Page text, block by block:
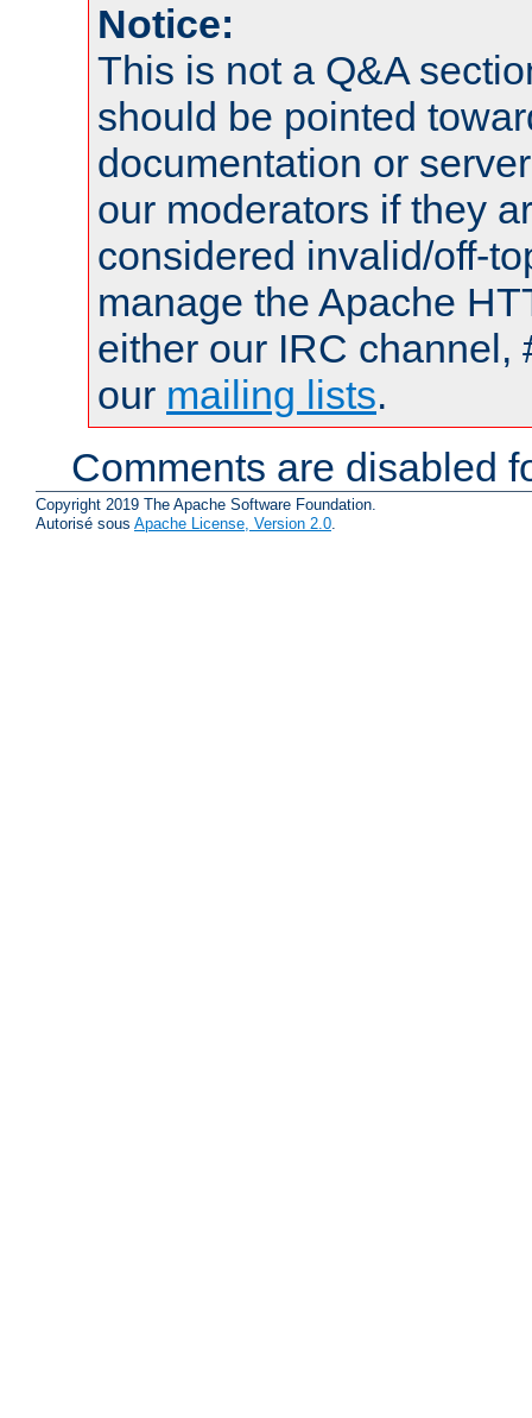
Notice:
This is not a Q&A
should be pointed
documentation or
our moderators if they
considered invalid/off-
manage the Apache
either our IRC channel,
our mailing lists.
Comments are disabled
Copyright 2019 The Apache Software Foundation.
Autorisé sous Apache License, Version 2.0